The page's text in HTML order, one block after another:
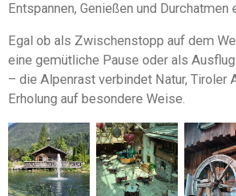
Entspannen, Genießen und Durchatmen
Egal ob als Zwischenstopp auf dem
eine gemütliche Pause oder als
– die Alpenrast verbindet Natur, Tiroler
Erholung auf besondere Weise.